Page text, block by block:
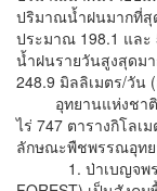
ปริมาณน้ำฝนมากที่สุ
ประมาณ 198.1 แล
น้ำฝนรายวันสูงสุดม
248.9 มิลลิเมตร/วัน
อุทยานแห่งชาติค
ไร่ 747 ตารางกิโล
ลักษณะพืชพรรณอุทย
1. ป่าเบญจพรรณ